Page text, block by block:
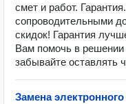
смет и работ.
сопроводительными
скидок! Гарантия
Вам помочь в
забывайте оставлять
Замена